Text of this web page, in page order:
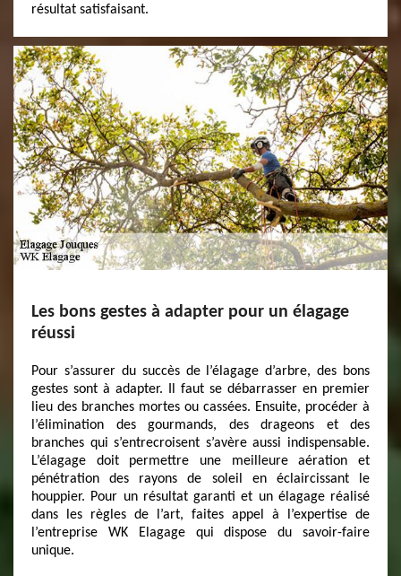
résultat satisfaisant.
Les bons gestes à adapter pour un élagage
réussi
Pour s’assurer du succès de l’élagage d’arbre, des bons
gestes sont à adapter. Il faut se débarrasser en premier
lieu des branches mortes ou cassées. Ensuite, procéder à
l’élimination des gourmands, des drageons et des
branches qui s’entrecroisent s’avère aussi indispensable.
L’élagage doit permettre une meilleure aération et
pénétration des rayons de soleil en éclaircissant le
houppier. Pour un résultat garanti et un élagage réalisé
dans les règles de l’art, faites appel à l’expertise de
l’entreprise WK Elagage qui dispose du savoir-faire
unique.